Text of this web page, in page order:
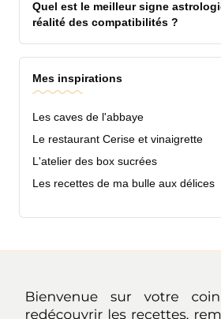
Quel est le meilleur signe
réalité des compatibilités ?
Mes inspirations
Les caves de l'abbaye
Le restaurant Cerise et vinaigrette
L'atelier des box sucrées
Les recettes de ma bulle aux délices